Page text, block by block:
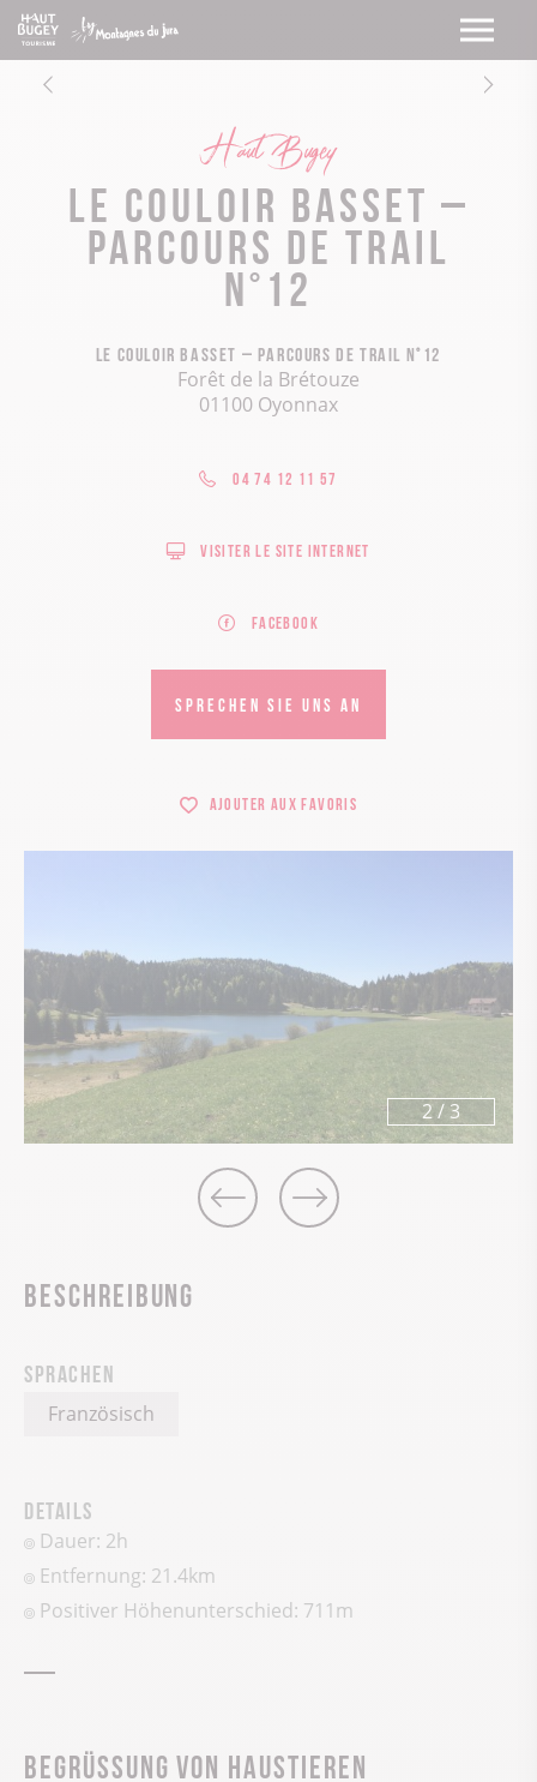
Haut Bugey
Le couloir Basset –
Parcours de trail
n°12
Le couloir Basset – Parcours de trail n°12
Forêt de la Brétouze
01100 Oyonnax
04 74 12 11 57
Visiter le site internet
Facebook
SPRECHEN SIE UNS AN
Ajouter aux favoris
2/ 3
Beschreibung
Sprachen
Französisch
Details
Dauer: 2h
Entfernung: 21.4km
Positiver Höhenunterschied: 711m
Begrüssung von Haustieren